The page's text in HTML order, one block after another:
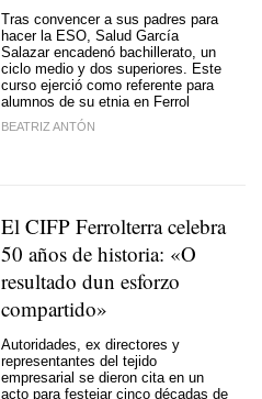
Tras convencer a sus padres para
hacer la ESO, Salud García
Salazar encadenó bachillerato, un
ciclo medio y dos superiores. Este
curso ejerció como referente para
alumnos de su etnia en Ferrol
BEATRIZ ANTÓN
El CIFP Ferrolterra celebra
50 años de historia: «O
resultado dun esforzo
compartido»
Autoridades, ex directores y
representantes del tejido
empresarial se dieron cita en un
acto para festejar cinco décadas de